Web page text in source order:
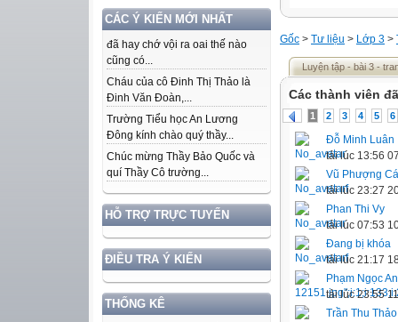
CÁC Ý KIẾN MỚI NHẤT
đã hay chớ vội ra oai thế nào
cũng có...
Cháu của cô Đinh Thị Thảo là
Đinh Văn Đoàn,...
Trường Tiểu học An Lương
Đông kính chào quý thầy...
Chúc mừng Thầy Bảo Quốc và
quí Thầy Cô trường...
HỖ TRỢ TRỰC TUYẾN
ĐIỀU TRA Ý KIẾN
THỐNG KÊ
Gốc > Tư liệu > Lớp 3 >
Luyện tập - bài 3 -
Các thành viên
1 2 3 4 5 6
Đỗ Minh Luân
tải lúc 13:56
Vũ Phượng
tải lúc 23:27
Phan Thi Vy
tải lúc 07:53
Đang bị khóa
tải lúc 21:17
Phạm Ngọc
tải lúc 23:55
Trần Thu Thảo